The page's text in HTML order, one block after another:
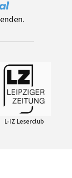
L-IZ Leserclub